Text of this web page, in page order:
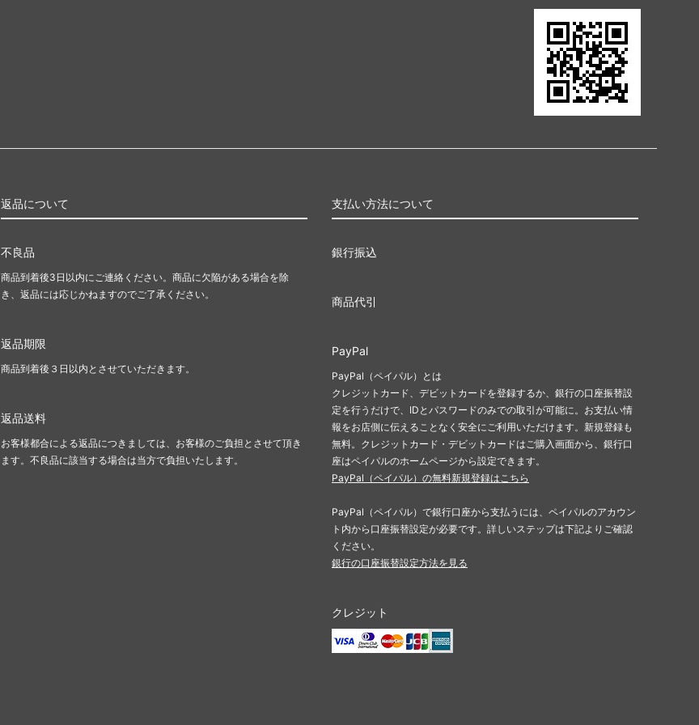
返品について
不良品
商品到着後3日以内にご連絡ください。商品に欠陥がある場合を除
き、返品には応じかねますのでご了承ください。
返品期限
商品到着後３日以内とさせていただきます。
返品送料
お客様都合による返品につきましては、お客様のご負担とさせて頂き
ます。不良品に該当する場合は当方で負担いたします。
支払い方法について
銀行振込
商品代引
PayPal
PayPal（ペイパル）とは
クレジットカード、デビットカードを登録するか、銀行の口座振替設
定を行うだけで、IDとパスワードのみでの取引が可能に。お支払い情
報をお店側に伝えることなく安全にご利用いただけます。新規登録も
無料。クレジットカード・デビットカードはご購入画面から、銀行口
座はペイパルのホームページから設定できます。
PayPal（ペイパル）の無料新規登録はこちら
PayPal（ペイパル）で銀行口座から支払うには、ペイパルのアカウン
ト内から口座振替設定が必要です。詳しいステップは下記よりご確認
ください。
銀行の口座振替設定方法を見る
クレジット